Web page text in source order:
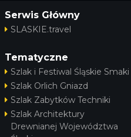
Serwis Główny
SLASKIE.travel
Tematyczne
Szlak i Festiwal Śląskie Smaki
Szlak Orlich Gniazd
Szlak Zabytków Techniki
Szlak Architektury
Drewnianej Województwa